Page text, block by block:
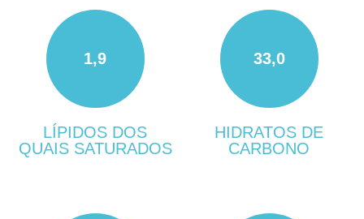
1,9
LÍPIDOS DOS
QUAIS SATURADOS
33,0
HIDRATOS DE
CARBONO